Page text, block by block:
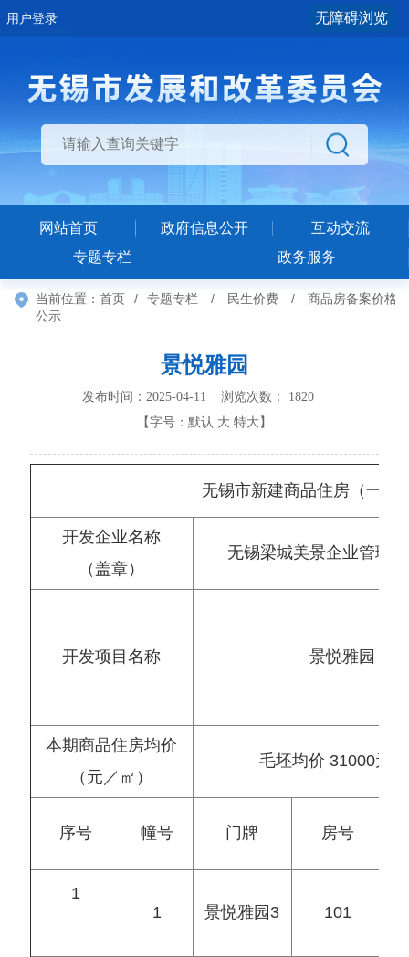
用户登录 无障碍浏览
网站首页 政府信息公开
互动交流
专题专栏
政务服务
当前位置： 首页 / 专题专栏 / 民生价费 /
商品房备案价格
公示
景悦雅园
发布时间：2025-04-11 浏览次数： 1820
【字号： 默认 大 特大 】
无锡市新建商品住房（一房
开发企业名称
（盖章）
无锡梁城美景企业管理
开发项目名称 景悦雅园
本期商品住房均价
（元／㎡）
毛坯均价 31000元/
序号 幢号 门牌 房号
1
1
景悦雅园3 101